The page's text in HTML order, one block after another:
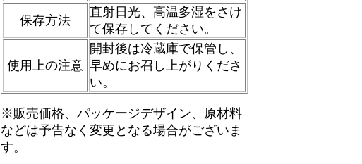
保存方法
直射日光、高温多湿をさけ
て保存してください。
使用上の注意
開封後は冷蔵庫で保管し、
早めにお召し上がりくださ
い。
※販売価格、パッケージデザイン、原材料
などは予告なく変更となる場合がございま
す。